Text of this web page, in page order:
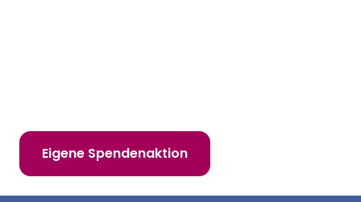
Eigene Spendenaktion